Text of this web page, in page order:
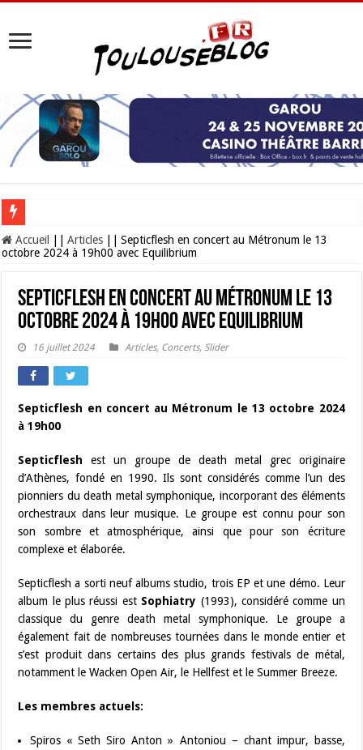
Les Nocturnes de la Cité de l’espace 2026 : l’événement incontournable de
Accueil Articles
Septicflesh en concert au Métronum le 13
octobre 2024 à 19h00 avec Equilibrium
Septicflesh en concert au Métronum le 13
octobre 2024 à 19h00 avec Equilibrium
16 juillet 2024 Articles, Concerts, Slider
Septicflesh en concert au Métronum le 13 octobre 2024
à 19h00
Septicfleshest un groupe de death metal grec originaire
d’Athènes, fondé en 1990. Ils sont considérés comme l’un des
pionniers du death metal symphonique, incorporant des éléments
orchestraux dans leur musique. Le groupe est connu pour son
son sombre et atmosphérique, ainsi que pour son écriture
complexe et élaborée.
Septicflesh a sorti neuf albums studio, trois EP et une démo. Leur
album le plus réussi est Sophiatry (1993), considéré comme un
classique du genre death metal symphonique. Le groupe a
également fait de nombreuses tournées dans le monde entier et
s’est produit dans certains des plus grands festivals de métal,
notamment le Wacken Open Air, le Hellfest et le Summer Breeze.
Les membres actuels:
Spiros « Seth Siro Anton » Antoniou – chant impur, basse,